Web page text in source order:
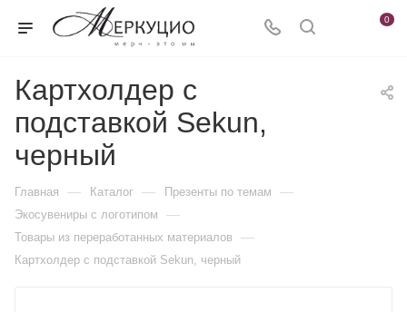
0
Картхолдер с
подставкой Sekun,
черный
Главная — Каталог — Презенты по темам —
Экосувениры с логотипом —
Товары из переработанных материалов —
Картхолдер с подставкой Sekun, черный